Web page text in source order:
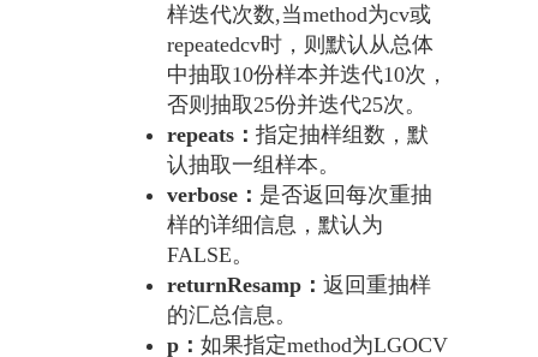
样迭代次数,当method为cv或
repeatedcv时，则默认从总体
中抽取10份样本并迭代10次，
否则抽取25份并迭代25次。
repeats： 指定抽样组数，默
认抽取一组样本。
verbose： 是否返回每次重抽
样的详细信息，默认为
FALSE。
returnResamp： 返回重抽样
的汇总信息。
p： 如果指定method为LGOCV